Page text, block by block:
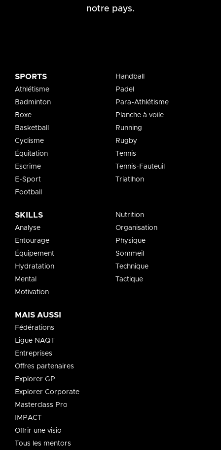
notre pays.
SPORTS
Athlétisme
Badminton
Boxe
Basketball
Cyclisme
Équitation
Escrime
E-Sport
Football
Handball
Padel
Para-Athlétisme
Planche à voile
Running
Rugby
Tennis
Tennis-Fauteuil
Triatlhon
SKILLS
Analyse
Entourage
Équipement
Hydratation
Mental
Motivation
Nutrition
Organisation
Physique
Sommeil
Technique
Tactique
MAIS AUSSI
Fédérations
Ligue NAQT
Entreprises
Offres partenaires
Explorer GP
Explorer Corporate
Masterclass Pro
IMPACT
Offrir une visio
Tous les mentors